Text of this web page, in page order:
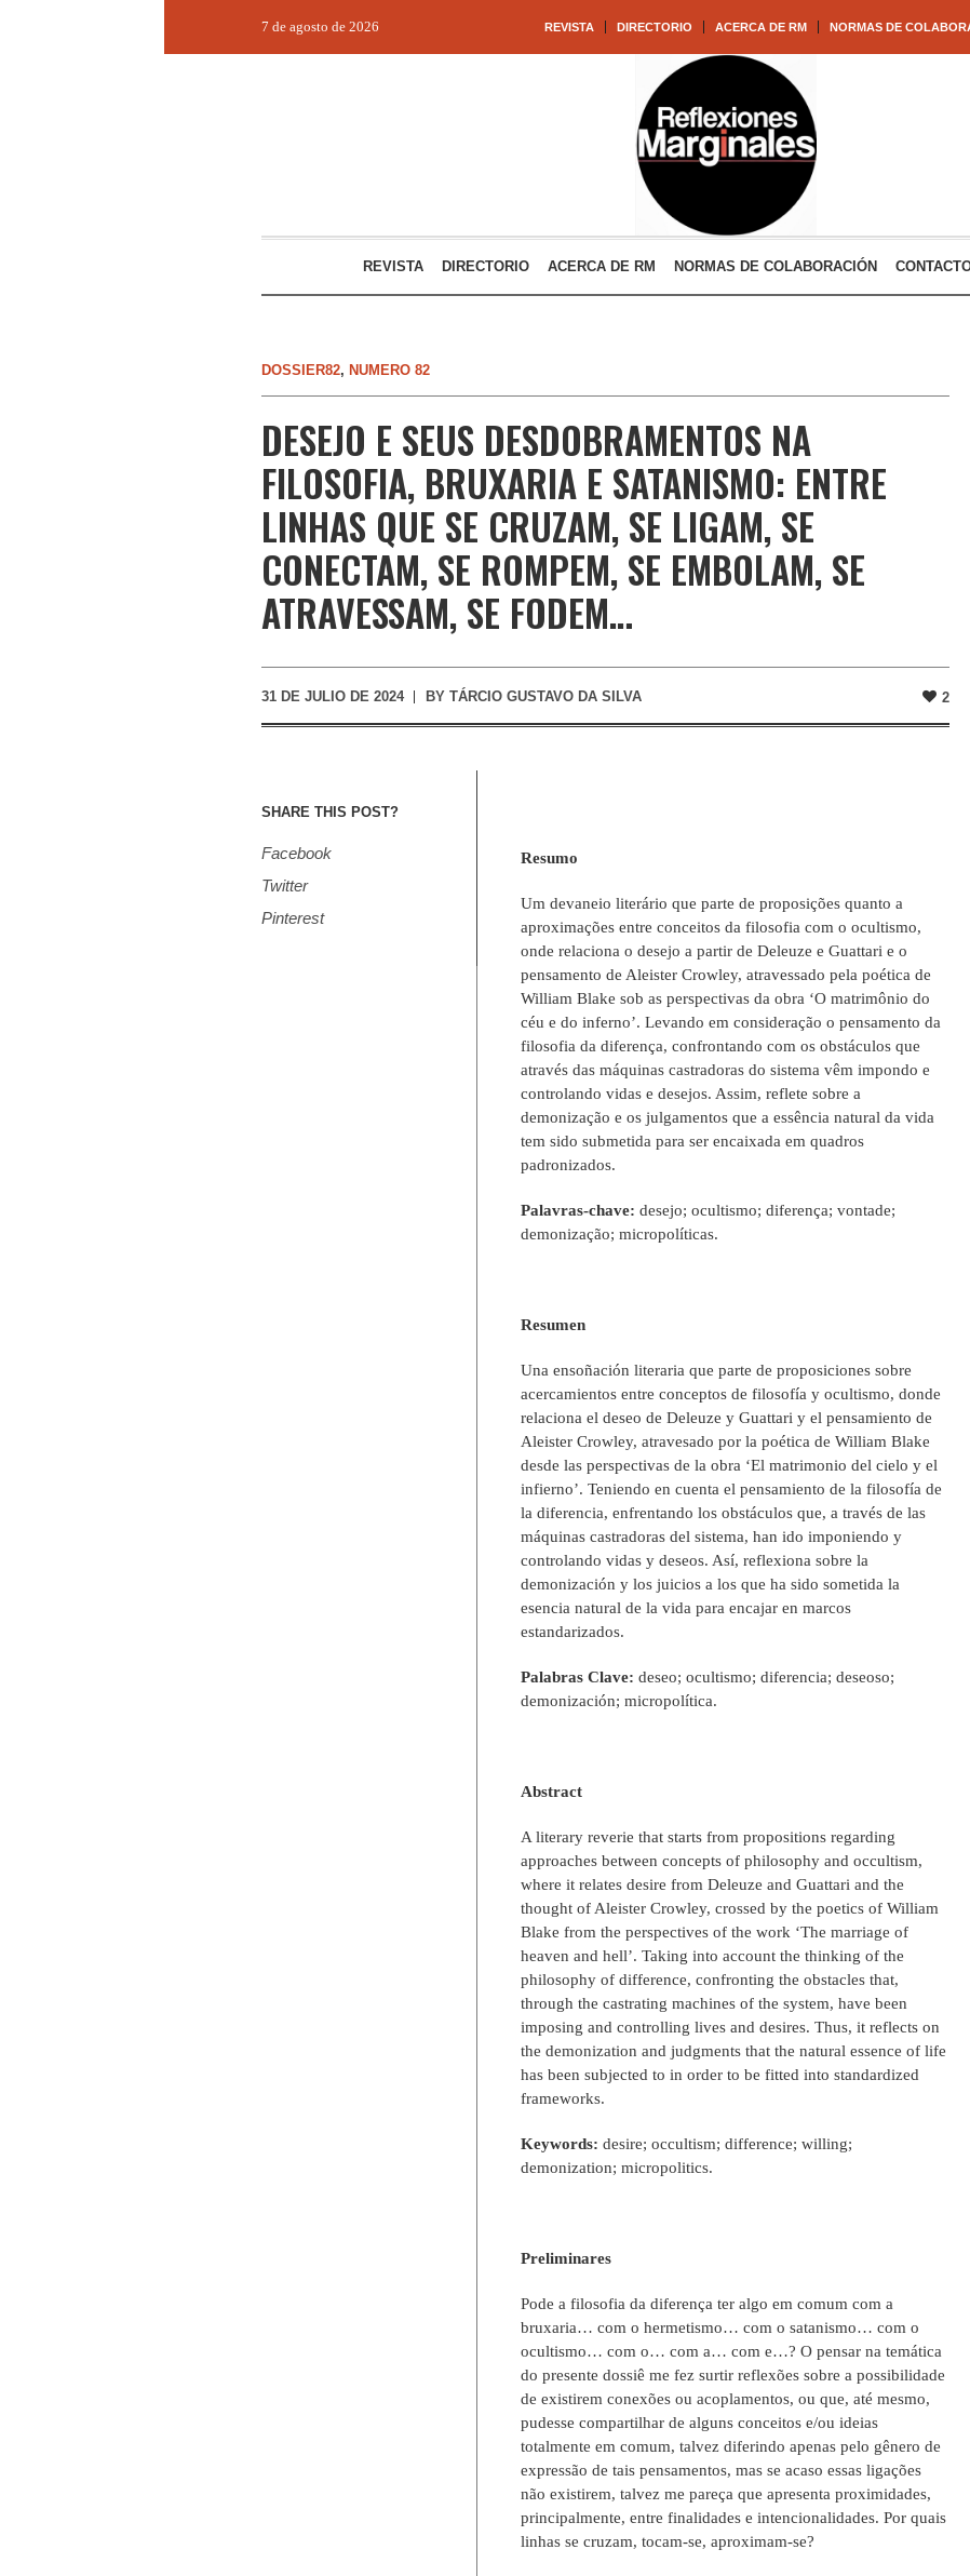
REVISTA DIRECTORIO ACERCA DE RM NORMAS DE
7 de agosto de 2026
REVISTA DIRECTORIO ACERCA DE RM NORMAS DE COLABORACIÓN
DOSSIER82, NUMERO 82
DESEJO E SEUS DESDOBRAMENTOS NA
FILOSOFIA, BRUXARIA E SATANISMO: ENTRE
LINHAS QUE SE CRUZAM, SE LIGAM, SE
CONECTAM, SE ROMPEM, SE EMBOLAM, SE
ATRAVESSAM, SE FODEM…
31 DE JULIO DE 2024 BY TÁRCIO GUSTAVO DA SILVA 2
SHARE THIS POST?
Facebook
Twitter
Pinterest
Resumo
Um devaneio literário que parte de proposições quanto a
aproximações entre conceitos da filosofia com o ocultismo,
onde relaciona o desejo a partir de Deleuze e Guattari e o
pensamento de Aleister Crowley, atravessado pela poética de
William Blake sob as perspectivas da obra ‘O matrimônio do
céu e do inferno’. Levando em consideração o pensamento da
filosofia da diferença, confrontando com os obstáculos que
através das máquinas castradoras do sistema vêm impondo e
controlando vidas e desejos. Assim, reflete sobre a
demonização e os julgamentos que a essência natural da vida
tem sido submetida para ser encaixada em quadros
padronizados.
Palavras-chave: desejo; ocultismo; diferença; vontade;
demonização; micropolíticas.
Resumen
Una ensoñación literaria que parte de proposiciones sobre
acercamientos entre conceptos de filosofía y ocultismo, donde
relaciona el deseo de Deleuze y Guattari y el pensamiento de
Aleister Crowley, atravesado por la poética de William Blake
desde las perspectivas de la obra ‘El matrimonio del cielo y el
infierno’. Teniendo en cuenta el pensamiento de la filosofía de
la diferencia, enfrentando los obstáculos que, a través de las
máquinas castradoras del sistema, han ido imponiendo y
controlando vidas y deseos. Así, reflexiona sobre la
demonización y los juicios a los que ha sido sometida la
esencia natural de la vida para encajar en marcos
estandarizados.
Palabras Clave: deseo; ocultismo; diferencia; deseoso;
demonización; micropolítica.
Abstract
A literary reverie that starts from propositions regarding
approaches between concepts of philosophy and occultism,
where it relates desire from Deleuze and Guattari and the
thought of Aleister Crowley, crossed by the poetics of William
Blake from the perspectives of the work ‘The marriage of
heaven and hell’. Taking into account the thinking of the
philosophy of difference, confronting the obstacles that,
through the castrating machines of the system, have been
imposing and controlling lives and desires. Thus, it reflects on
the demonization and judgments that the natural essence of life
has been subjected to in order to be fitted into standardized
frameworks.
Keywords: desire; occultism; difference; willing;
demonization; micropolitics.
Preliminares
Pode a filosofia da diferença ter algo em comum com a
bruxaria… com o hermetismo… com o satanismo… com o
ocultismo… com o… com a… com e…? O pensar na temática
do presente dossiê me fez surtir reflexões sobre a possibilidade
de existirem conexões ou acoplamentos, ou que, até mesmo,
pudesse compartilhar de alguns conceitos e/ou ideias
totalmente em comum, talvez diferindo apenas pelo gênero de
expressão de tais pensamentos, mas se acaso essas ligações
não existirem, talvez me pareça que apresenta proximidades,
principalmente, entre finalidades e intencionalidades. Por quais
linhas se cruzam, tocam-se, aproximam-se?